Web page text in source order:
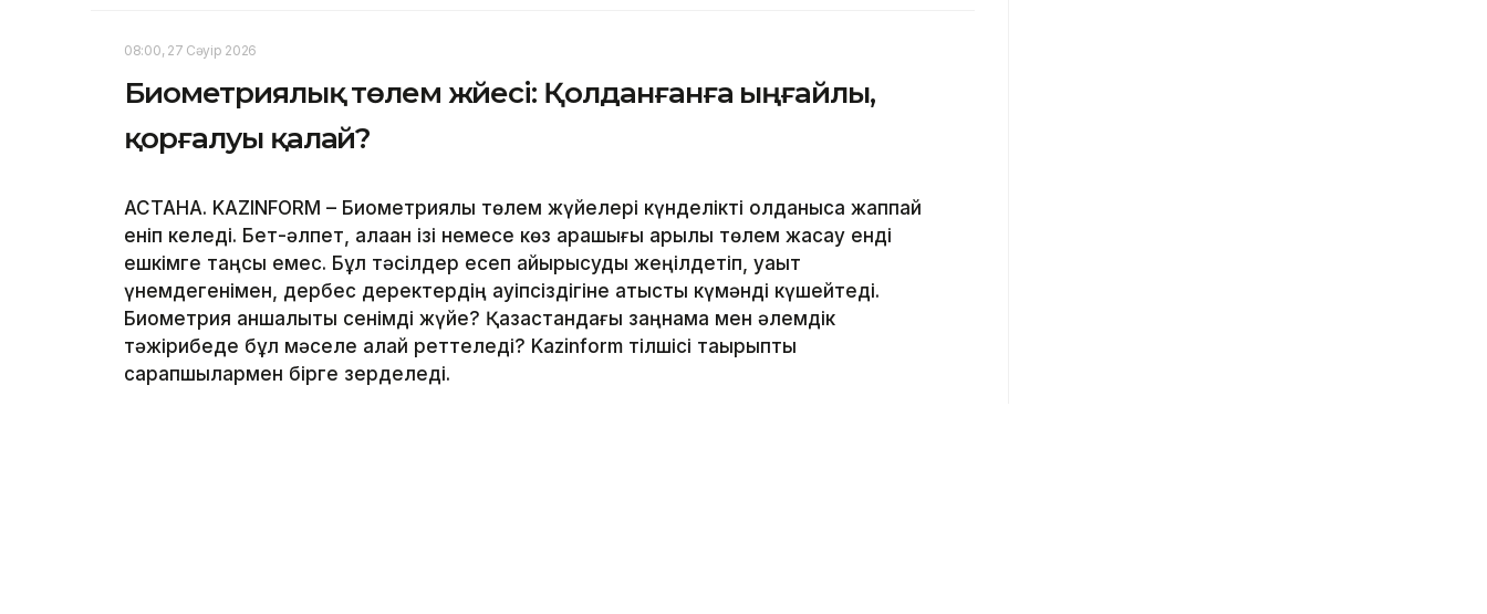
08:00, 27 Сәуір 2026
Биометриялық төлем жүйесі: Қолданғанға ыңғайлы,
қорғалуы қалай?
АСТАНА. KAZINFORM – Биометриялық төлем жүйелері күнделікті қолданысқа жаппай
еніп келеді. Бет-әлпет, алақан ізі немесе көз қарашығы арқылы төлем жасау енді
ешкімге таңсық емес. Бұл тәсілдер есеп айырысуды жеңілдетіп, уақыт
үнемдегенімен, дербес деректердің қауіпсіздігіне қатысты күмәнді күшейтеді.
Биометрия қаншалықты сенімді жүйе? Қазақстандағы заңнама мен әлемдік
тәжірибеде бұл мәселе қалай реттеледі? Kazinform тілшісі тақырыпты
сарапшылармен бірге зерделеді.